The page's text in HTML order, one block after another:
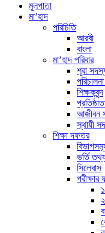
মূলপাতা
মা’হাদ
পরিচিতি
আরবী
বাংলা
মা’হাদ পরিবার
শূরা
শিক্ষকবৃন্দ
আজীবন
স্থায়ী
শিক্ষা দফতর
ভর্তি
সিলেবাস